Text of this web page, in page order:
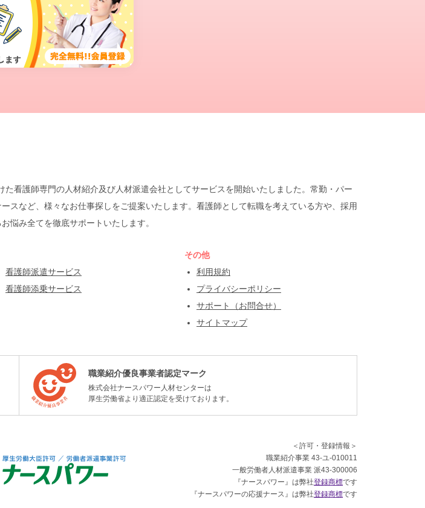
看護師専門の人材紹介及び人材派遣会社としてサービスを開始いたしました。常勤・パー
スなど、様々なお仕事探しをご提案いたします。看護師として転職を考えている方や、採用
悩み全てを徹底サポートいたします。
看護師派遣サービス
看護師添乗サービス
その他
利用規約
プライバシーポリシー
サポート（お問合せ）
サイトマップ
職業紹介優良事業者認定マーク
株式会社ナースパワー人材センターは
厚生労働省より適正認定を受けております。
＜許可・登録情報＞
職業紹介事業 43-ユ-010011
一般労働者人材派遣事業 派43-300006
『ナースパワー』は弊社登録商標です
『ナースパワーの応援ナース』は弊社登録商標です